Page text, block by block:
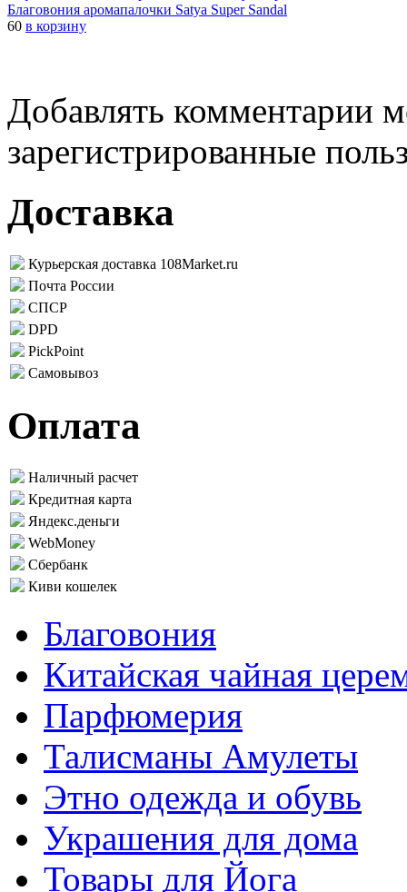
Благовония аромапалочки Satya Super Sandal
60 в корзину
Добавлять комментарии
зарегистрированные
Доставка
Курьерская доставка 108Market.ru
Почта России
СПСР
DPD
PickPoint
Самовывоз
Оплата
Наличный расчет
Кредитная карта
Яндекс.деньги
WebMoney
Сбербанк
Киви кошелек
Благовония
Китайская чайная
Парфюмерия
Талисманы Амулеты
Этно одежда и обувь
Украшения для дома
Товары для Йога